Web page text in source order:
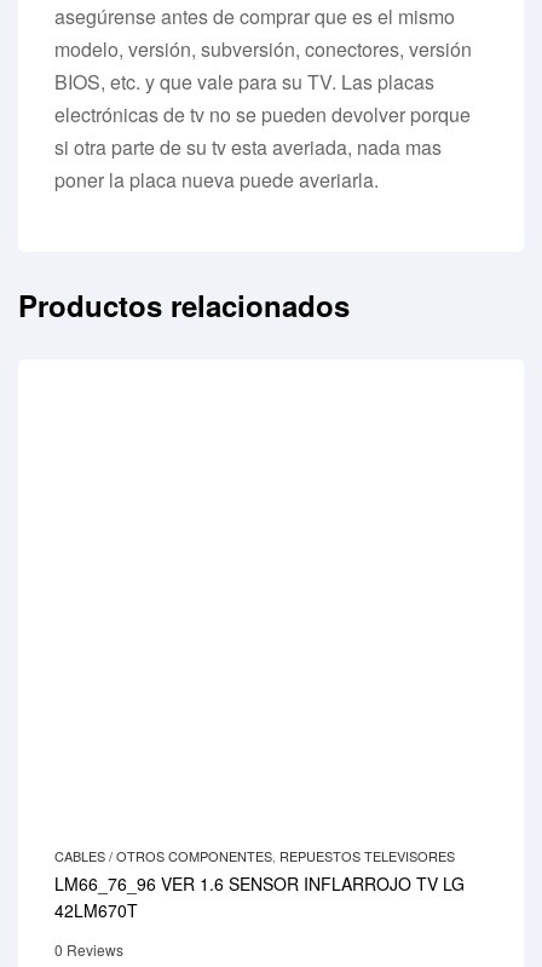
asegúrense antes de comprar que es el mismo
modelo, versión, subversión, conectores, versión
BIOS, etc. y que vale para su TV. Las placas
electrónicas de tv no se pueden devolver porque
si otra parte de su tv esta averiada, nada mas
poner la placa nueva puede averiarla.
Productos relacionados
CABLES / OTROS COMPONENTES REPUESTOS TELEVISORES
LM66_76_96 VER 1.6 SENSOR INFLARROJO TV LG
42LM670T
0 Reviews